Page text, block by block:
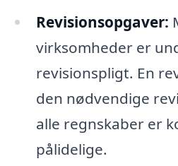
Revisionsopgaver:
virksomheder er
revisionspligt. En
den nødvendige
alle regnskaber er
pålidelige.